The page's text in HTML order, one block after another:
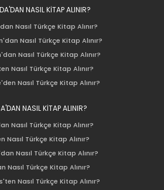
NASIL KİTAP ALINIR?
Nasıl Türkçe Kitap Alınır?
Nasıl Türkçe Kitap Alınır?
Nasıl Türkçe Kitap Alınır?
Nasıl Türkçe Kitap Alınır?
Nasıl Türkçe Kitap Alınır?
NASIL KİTAP ALINIR?
Nasıl Türkçe Kitap Alınır?
Nasıl Türkçe Kitap Alınır?
Nasıl Türkçe Kitap Alınır?
Nasıl Türkçe Kitap Alınır?
Nasıl Türkçe Kitap Alınır?